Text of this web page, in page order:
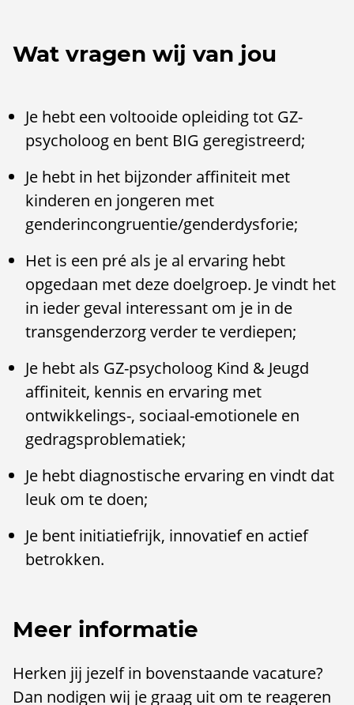
Wat vragen wij van jou
Je hebt een voltooide opleiding tot GZ-
psycholoog en bent BIG geregistreerd;
Je hebt in het bijzonder affiniteit met
kinderen en jongeren met
genderincongruentie/genderdysforie;
Het is een pré als je al ervaring hebt
opgedaan met deze doelgroep. Je vindt het
in ieder geval interessant om je in de
transgenderzorg verder te verdiepen;
Je hebt als GZ-psycholoog Kind & Jeugd
affiniteit, kennis en ervaring met
ontwikkelings-, sociaal-emotionele en
gedragsproblematiek;
Je hebt diagnostische ervaring en vindt dat
leuk om te doen;
Je bent initiatiefrijk, innovatief en actief
betrokken.
Meer informatie
Herken jij jezelf in bovenstaande vacature?
Dan nodigen wij je graag uit om te reageren